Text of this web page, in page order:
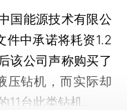
能源技术有限公
件中承诺将耗资1.2
该公司声称购买了
压钻机，而实际却
台此类钻机。